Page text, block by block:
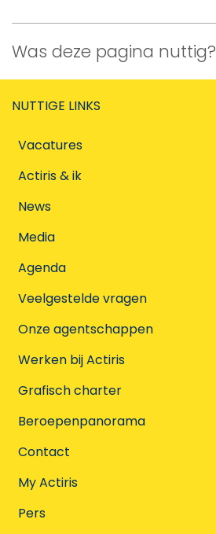
Was deze pagina nuttig?
NUTTIGE LINKS
Vacatures
Actiris & ik
News
Media
Agenda
Veelgestelde vragen
Onze agentschappen
Werken bij Actiris
Grafisch charter
Beroepenpanorama
Contact
My Actiris
Pers